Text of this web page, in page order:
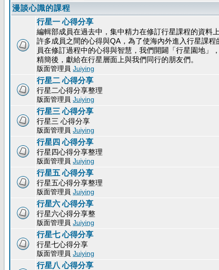
漫談心識的課程
行星一 心得分享
編輯部成員在過去中，集中精力在修訂行星課程的資料
許多成員之間的心得與QA，為了使海內外進入行星課
員在修訂過程中的心得與智慧，我們開闢「行星園地」
精簡後，獻給在行星層面上與我們同行的朋友們。
版面管理員 Juiying
行星二 心得分享
行星二心得分享整理
版面管理員 Juiying
行星三 心得分享
行星三 心得分享
版面管理員 Juiying
行星四 心得分享
行星四心得分享整理
版面管理員 Juiying
行星五 心得分享
行星五心得分享整理
版面管理員 Juiying
行星六 心得分享
行星六心得分享整
版面管理員 Juiying
行星七 心得分享
行星七心得分享
版面管理員 Juiying
行星八 心得分享